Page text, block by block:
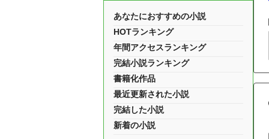
あなたにおすすめの小説
HOTランキング
年間アクセスランキング
完結小説ランキング
書籍化作品
最近更新された小説
完結した小説
新着の小説